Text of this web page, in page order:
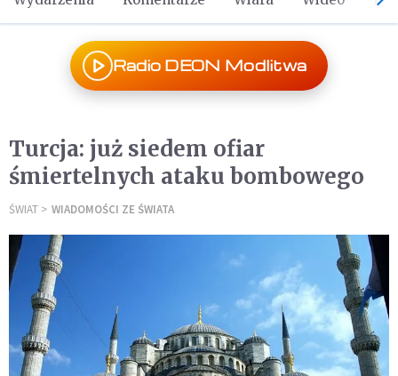
Radio DEON Modlitwa
Turcja: już siedem ofiar
śmiertelnych ataku bombowego
ŚWIAT WIADOMOŚCI ZE ŚWIATA